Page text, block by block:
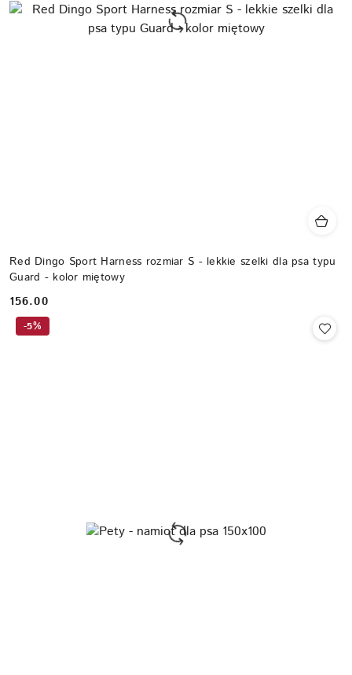
Red Dingo Sport Harness rozmiar S - lekkie szelki dla psa typu
Guard - kolor miętowy
Cena:
156.00
-5%